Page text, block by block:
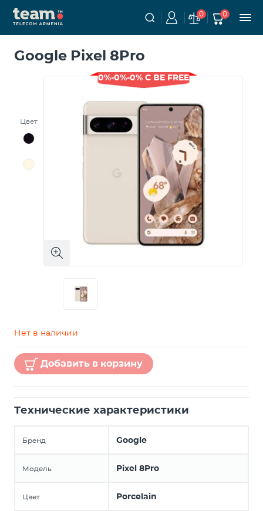
0 0
Google Pixel 8Pro
Цвет
0%-0%-0% С BE FREE
Нет в наличии
Добавить в корзину
Технические характеристики
Бренд Google
Модель Pixel 8Pro
Цвет Porcelain